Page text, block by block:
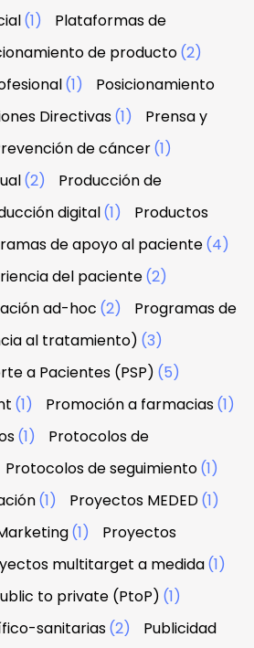
(1)
Plataformas de
de producto(2)
(1)
Posicionamiento
Directivas(1)
Prensa y
de cáncer(1)
(2)
Producción de
digital(1)
Productos
de apoyo al paciente(4)
del paciente(2)
ad-hoc (2)
Programas de
al tratamiento) (3)
a Pacientes (PSP) (5)
(1) Promoción a farmacias(1)
(1)
Protocolos de
Protocolos de seguimiento(1)
(1) Proyectos MEDED(1)
(1)
Proyectos
multitarget a medida(1)
to private (PtoP) (1)
sanitarias(2) Publicidad